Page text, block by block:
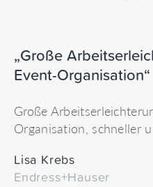
„Große
Event-Organisation“
Große
Organisation, schneller
Lisa Krebs
Endress+Hauser